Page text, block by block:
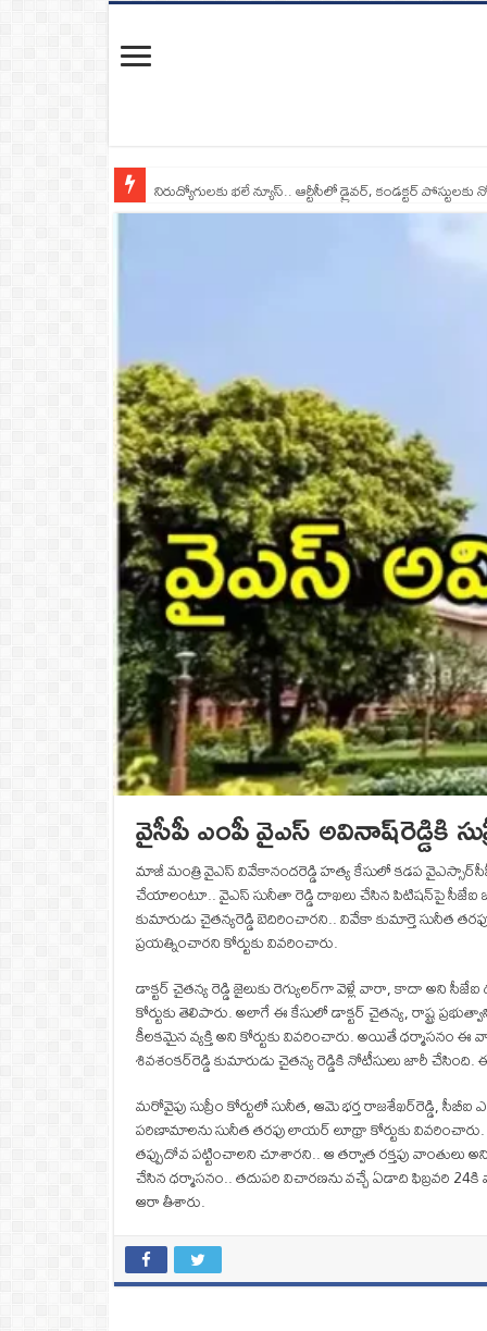
నిరుద్యోగులకు భలే న్యూస్.. ఆర్టీసీలో డ్రైవర్, కండక్టర్‌
వైసీపీ ఎంపీ వైఎస్ అవినాష్‌రెడ్డికి
మాజీ మంత్రి వైఎస్‌ వివేకానందరెడ్డి హత్య కేసులో కడప
చేయాలంటూ.. వైఎస్ సునీతా రెడ్డి దాఖలు చేసిన పిటిషన్‌పై సీజేఐ
కుమారుడు చైతన్యరెడ్డి బెదిరించారని.. వివేకా కుమార్తె సునీత
ప్రయత్నించారని కోర్టుకు వివరించారు.
డాక్టర్ చైతన్య రెడ్డి జైలుకు రెగ్యులర్‌గా వెళ్లే వారా, కాదా అని
కోర్టుకు తెలిపారు. అలాగే ఈ కేసులో డాక్టర్‌ చైతన్య, రాష్ట్ర
కీలకమైన వ్యక్తి అని కోర్టుకు వివరించారు. అయితే ధర్మాసనం ఈ
శివశంకర్‌రెడ్డి కుమారుడు చైతన్య రెడ్డికి నోటీసులు జారీ
మరోవైపు సుప్రీం కోర్టులో సునీత, ఆమె భర్త రాజశేఖర్‌రెడ్డి,
పరిణామాలను సునీత తరఫు లాయర్ లూథ్రా కోర్టుకు
తప్పుదోవ పట్టించాలని చూశారని.. ఆ తర్వాత రక్తపు వాంతులు
చేసిన ధర్మాసనం.. తదుపరి విచారణను వచ్చే ఏడాది ఫిబ్రవరి
ఆరా తీశారు.